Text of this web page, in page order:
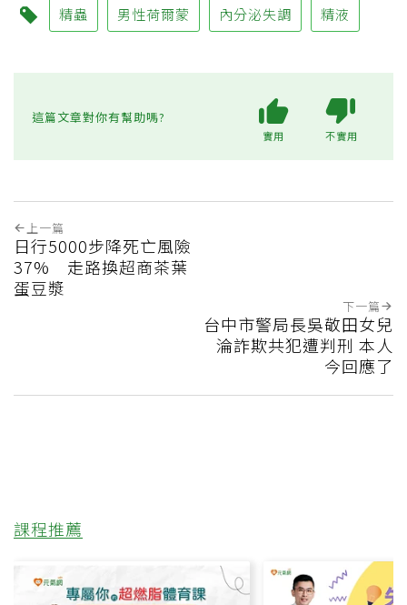
精蟲 男性荷爾蒙 內分泌失調 精液
這篇文章對你有幫助嗎?
實用 不實用
上一篇
日行5000步降死亡風險
37% 走路換超商茶葉
蛋豆漿
下一篇
台中市警局長吳敬田女兒
淪詐欺共犯遭判刑 本人
今回應了
課程推薦